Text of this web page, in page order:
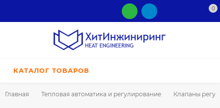
0
КАТАЛОГ ТОВАРОВ
Главная Тепловая автоматика и регулирование Клапаны